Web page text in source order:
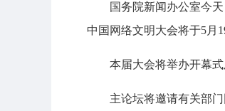
国务院新闻办公室今
中国网络文明大会将于5月
本届大会将举办开幕
主论坛将邀请有关部